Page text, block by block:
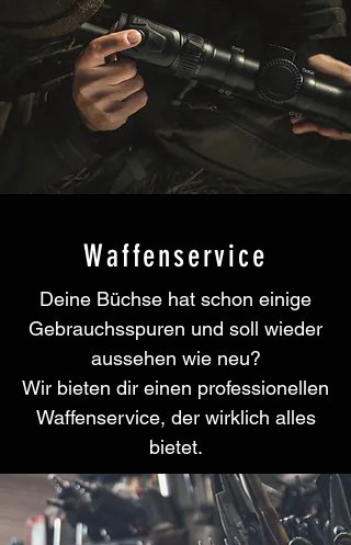
Waffenservice
Deine Büchse hat schon einige
Gebrauchsspuren und soll wieder
aussehen wie neu?
Wir bieten dir einen professionellen
Waffenservice, der wirklich alles
bietet.